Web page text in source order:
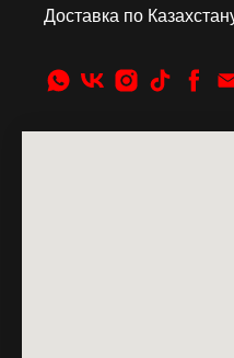
Доставка по